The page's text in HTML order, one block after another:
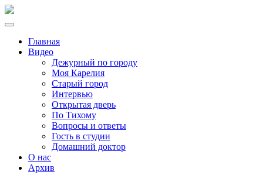
Главная
Видео
Дежурный по городу
Моя Карелия
Старый город
Интервью
Открытая дверь
По Тихому
Вопросы и ответы
Гость в студии
Домашний доктор
О нас
Архив